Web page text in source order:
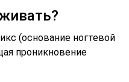
(основание ногтевой
проникновение